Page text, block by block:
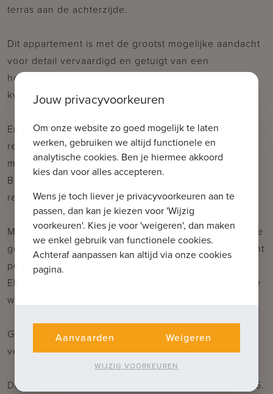
terras aan de achterzijde.
Dit appartement is met de grootst mogelijke aandacht
voor detail vervaardigd en getuigt van een
hoogwaardige afwerking en gebruik van
kwaliteitsvolle materialen.
Er kan een parkeerplaats (laatste!) binnen de
residentie worden aangekocht en extra berging is
mogelijk in de kelder.
Bijkomend is er ook een fietsenstalling in de
residentie zelf.
Met 2,6 meter hoge plafonds en een indrukwekkende
gevelbreedte van circa 8 meter straalt dit appartement
pure elegantie uit.
Elk appartement wordt verwarmd met een individuele
warmtepomp.
Gedetailleerde plannen en specificaties zijn
verkrijgbaar op ons kantoor.
De oplevering staat gepland voor de zomer van 2025.
Jouw privacyvoorkeuren
Om onze website zo goed mogelijk te laten
werken, gebruiken we altijd functionele en
analytische cookies. Ben je hiermee akkoord
kies dan voor alles accepteren.
Wens je toch liever je privacyvoorkeuren aan te
passen, dan kan je kiezen voor 'Wijzig
voorkeuren'. Kies je voor 'weigeren', dan maken
we enkel gebruik van functionele cookies.
Achteraf aanpassen kan altijd via onze cookies
pagina.
Aanvaarden Weigeren
WIJZIG VOORKEUREN